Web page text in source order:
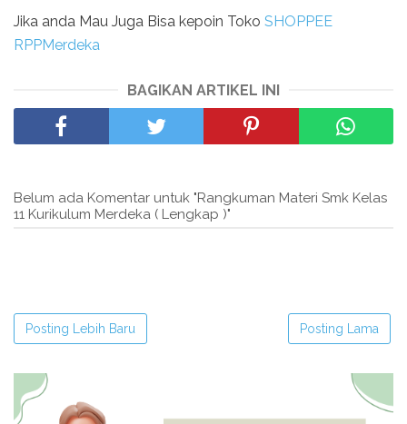
Jika anda Mau Juga Bisa kepoin Toko SHOPPEE
RPPMerdeka
BAGIKAN ARTIKEL INI
Belum ada Komentar untuk "Rangkuman Materi Smk Kelas
11 Kurikulum Merdeka ( Lengkap )"
Posting Lebih Baru Posting Lama